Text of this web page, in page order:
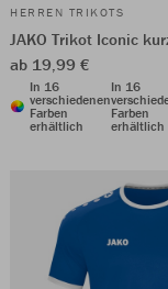
HERREN TRIKOTS
JAKO Trikot Iconic
ab 19,99 €
In 16
verschiedenen
Farben
erhältlich
In 16
Farben
erhältlich